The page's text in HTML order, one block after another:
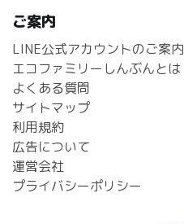
ご案内
LINE公式アカウントのご案内
エコファミリーしんぶんとは
よくある質問
サイトマップ
利用規約
広告について
運営会社
プライバシーポリシー